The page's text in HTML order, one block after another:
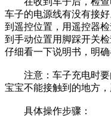
车子的电源线有没有接
到遥控位置，用遥控器
到手动位置用脚踩开关
仔细看一下说明书，明
注意：车子充电时要
宝宝不能接触到的地方
具体操作步骤：